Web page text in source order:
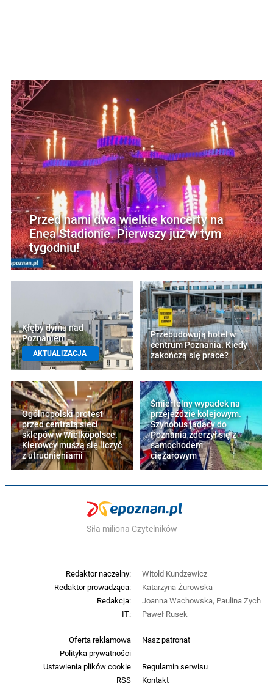
Przed nami dwa wielkie koncerty na
Enea Stadionie. Pierwszy już w tym
tygodniu!
Kłęby dymu nad
Poznaniem
AKTUALIZACJA
Przebudowują hotel w
centrum Poznania. Kiedy
zakończą się prace?
Ogólnopolski protest
przed centralą sieci
sklepów w Wielkopolsce.
Kierowcy muszą się liczyć
z utrudnieniami
Śmiertelny wypadek na
przejeździe kolejowym.
Szynobus jadący do
Poznania zderzył się z
samochodem
ciężarowym
Siła miliona Czytelników
Oferta reklamowa
Nasz patronat
Polityka prywatności
Ustawienia plików cookie
Regulamin serwisu
RSS
Kontakt
Redaktor naczelny:
Witold Kundzewicz
Redaktor prowadząca:
Katarzyna Żurowska
Redakcja:
Joanna Wachowska, Paulina Zych
IT:
Paweł Rusek